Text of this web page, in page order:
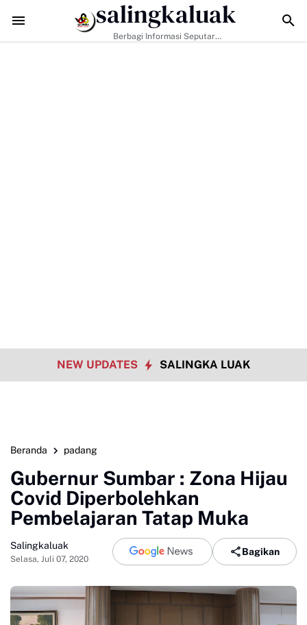
Data Sosial Jadi Kunci, Hj. Aida Dorong Nagari Aktif Pastikan
salingkaluak
Berbagi Informasi Seputar
NEW UPDATES SALINGKA LUAK
Beranda padang
Gubernur Sumbar : Zona Hijau
Covid Diperbolehkan
Pembelajaran Tatap Muka
Salingkaluak
Selasa, Juli 07, 2020
Bagikan